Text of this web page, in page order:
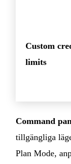
Custom
limits
Command
tillgängliga
Plan Mode,